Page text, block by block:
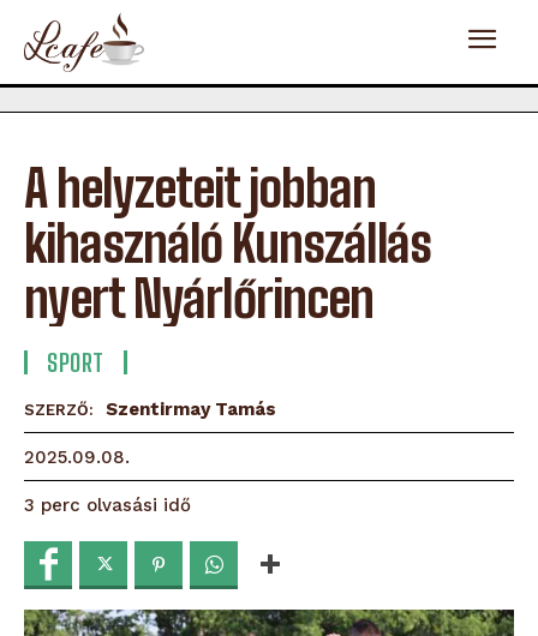
A helyzeteit jobban
kihasználó Kunszállás
nyert Nyárlőrincen
SPORT
SZERZŐ: Szentirmay Tamás
2025.09.08.
3 perc olvasási idő